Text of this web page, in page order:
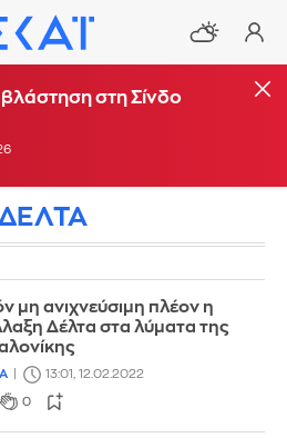
στη Σίνδο
μη ανιχνεύσιμη πλέον η
Δέλτα στα λύματα της
13:01, 12.02.2022
0